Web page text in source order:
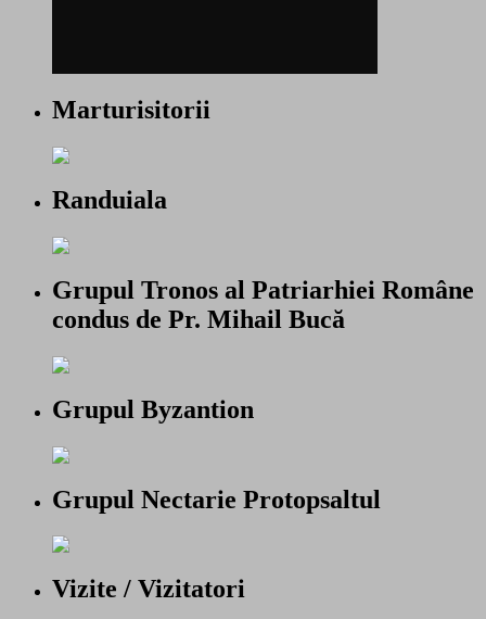
Marturisitorii
Randuiala
Grupul Tronos al Patriarhiei Române
condus de Pr. Mihail Bucă
Grupul Byzantion
Grupul Nectarie Protopsaltul
Vizite / Vizitatori